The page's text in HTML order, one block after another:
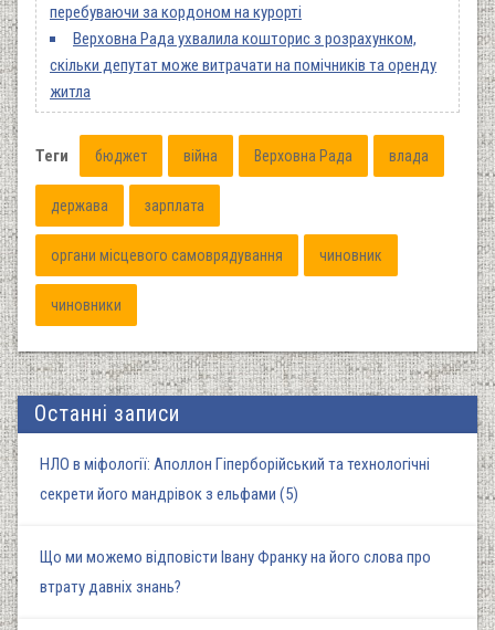
перебуваючи за кордоном на курорті
Верховна Рада ухвалила кошторис з розрахунком,
скільки депутат може витрачати на помічників та оренду
житла
Теги бюджет війна Верховна Рада влада
держава зарплата
органи місцевого самоврядування чиновник
чиновники
Останні записи
НЛО в міфології: Аполлон Гіперборійський та технологічні
секрети його мандрівок з ельфами (5)
Що ми можемо відповісти Івану Франку на його слова про
втрату давніх знань?